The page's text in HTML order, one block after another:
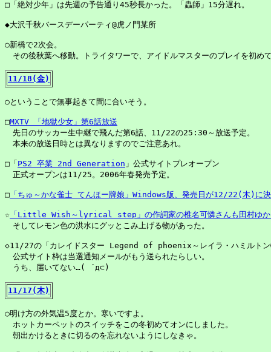
□「絶対少年」は先週の予告通り45秒長かった。「蟲師」15分遅れ。
◆大沢千秋バースデーパーティ@虎ノ門某所
○新橋で2次会。
その後秋葉へ移動。トライタワーで、アイドルマスターのプレイを初め
11/18(金)
○ということで無事起きて間に合いそう。
□MXTV 「地獄少女」第6話放送
先日のサッカー生中継で飛んだ第6話、11/22の25:30～放送予定。
本来の放送日時とは異なりますのでご注意あれ。
□「 PS2 卒業 2nd Generation 」公式サイトプレオープン
正式オープンは11/25。2006年春発売予定。
□ 「ちゅ～かな雀士 てんほー牌娘」Windows版、発売日が12/22(木)に
☆ 「Little Wish～lyrical step」の作詞家の椎名可憐さんも田村ゆか
そしてレモン色の洪水にグッとこみ上げる物があった。
◇11/27の「カレイドスター Legend of phoenix～レイラ・ハミルトン
公式サイト枠は当選通知メールがもう送られたらしい。
うち、届いてない…( ´д⊂)
11/17(木)
○明け方の外気温5度とか。寒いですよ。
ホットカーペットのスイッチをこの冬初めてオンにしました。
朝出かけるときに切るのを忘れないようにしなきゃ。